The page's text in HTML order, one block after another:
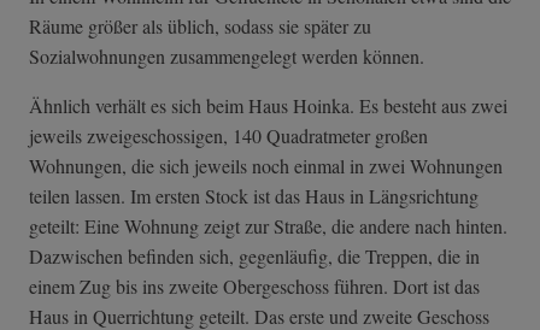
Räume größer als üblich, sodass sie später zu
Sozialwohnungen zusammengelegt werden können.
Ähnlich verhält es sich beim Haus Hoinka. Es besteht aus zwei
jeweils zweigeschossigen, 140 Quadratmeter großen
Wohnungen, die sich jeweils noch einmal in zwei Wohnungen
teilen lassen. Im ersten Stock ist das Haus in Längsrichtung
geteilt: Eine Wohnung zeigt zur Straße, die andere nach hinten.
Dazwischen befinden sich, gegenläufig, die Treppen, die in
einem Zug bis ins zweite Obergeschoss führen. Dort ist das
Haus in Querrichtung geteilt. Das erste und zweite Geschoss